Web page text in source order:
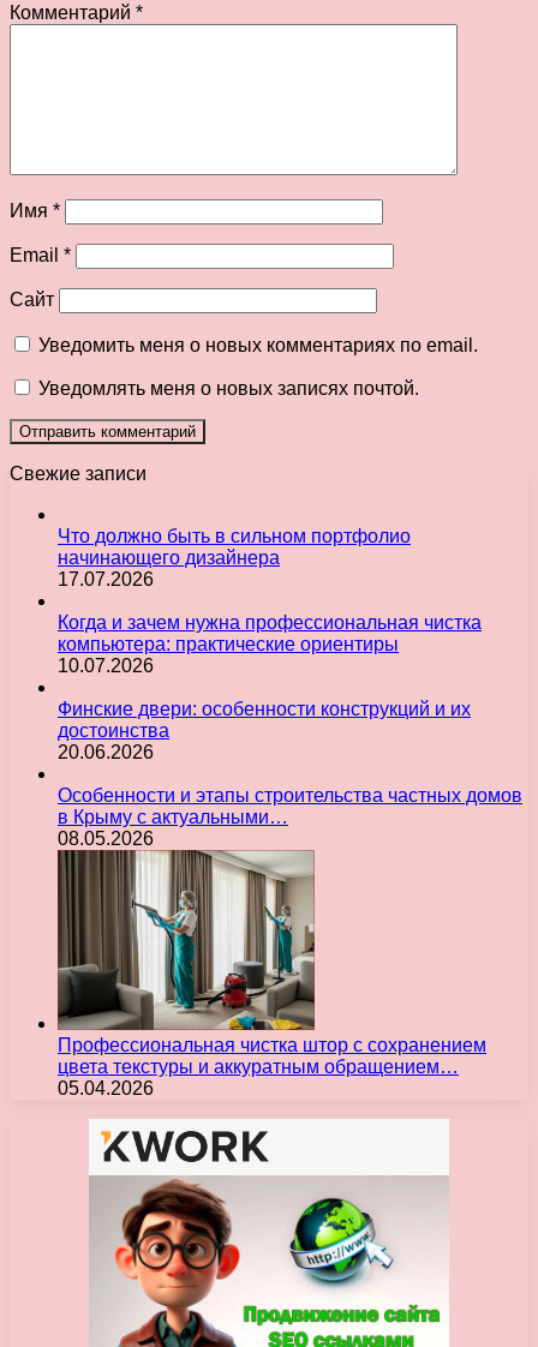
Комментарий *
Имя *
Email *
Сайт
Уведомить меня о новых комментариях по email.
Уведомлять меня о новых записях почтой.
Свежие записи
Что должно быть в сильном портфолио
начинающего дизайнера
17.07.2026
Когда и зачем нужна профессиональная чистка
компьютера: практические ориентиры
10.07.2026
Финские двери: особенности конструкций и их
достоинства
20.06.2026
Особенности и этапы строительства частных домов
в Крыму с актуальными…
08.05.2026
Профессиональная чистка штор с сохранением
цвета текстуры и аккуратным обращением…
05.04.2026